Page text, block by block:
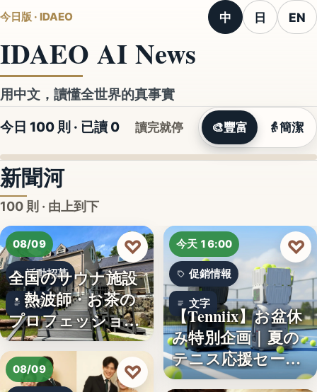
今日版 · IDAEO 中 日 EN
IDAEO AI News
用中文，讀懂全世界的真事實
今日 100 則 · 已讀 0 讀完就停 🎨豐富 👵簡潔
新聞河
100 則 · 由上到下
08/09
活動招募
文字
全国のサウナ施設
・熱波師・お茶の
プロフェッショナ
ル募集！…
♡
08/09 ♡
今天 16:00
促銷情報
文字
【Tenniix】お盆休
み特別企画｜夏の
テニス応援セー
ル…
♡